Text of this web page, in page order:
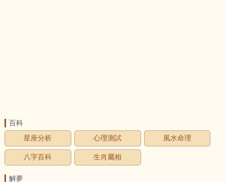
百科
星座分析
心理測試 風水命理
八字百科 生肖屬相
解夢